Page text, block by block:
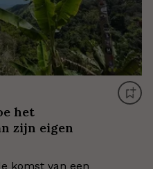
het
zijn eigen
komst van een